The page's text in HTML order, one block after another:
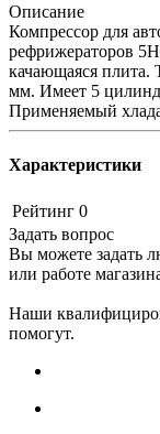
Описание
Компрессор для
рефрижераторов
качающаяся
мм. Имеет 5
Применяемый
Характеристики
Рейтинг 0
Задать вопрос
Вы можете задать
или работе
Наши
помогут.